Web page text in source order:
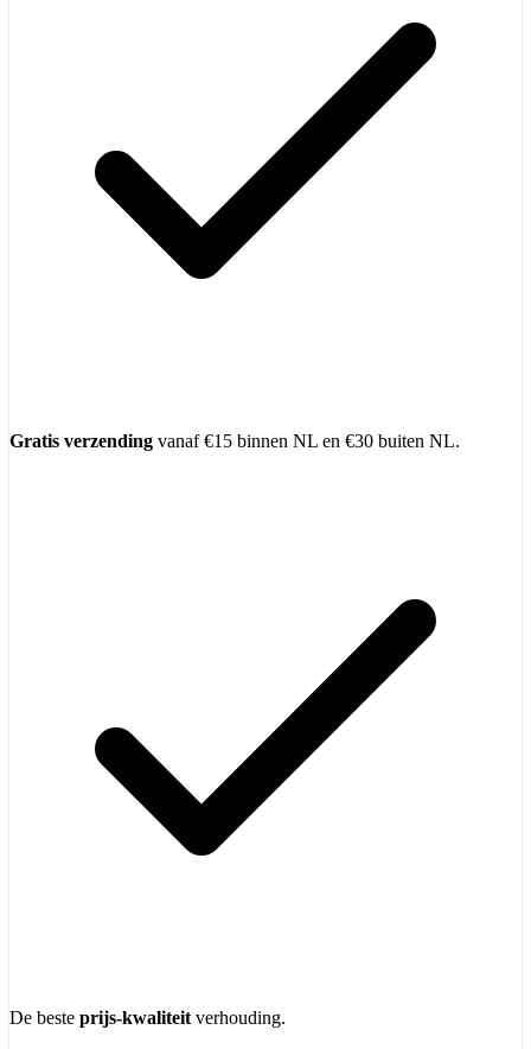
Gratis verzending vanaf €15 binnen NL en €30 buiten NL.
De beste prijs-kwaliteit verhouding.